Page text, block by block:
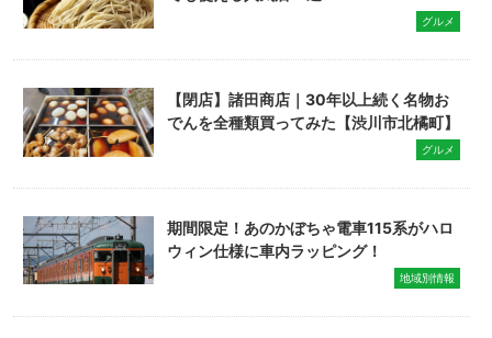
グルメ
【閉店】諸田商店｜30年以上続く名物お
でんを全種類買ってみた【渋川市北橘町】
グルメ
期間限定！あのかぼちゃ電車115系がハロ
ウィン仕様に車内ラッピング！
地域別情報